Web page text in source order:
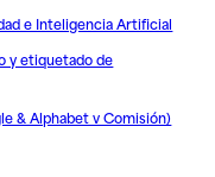
e Inteligencia Artificial
y etiquetado de
& Alphabet v Comisión)